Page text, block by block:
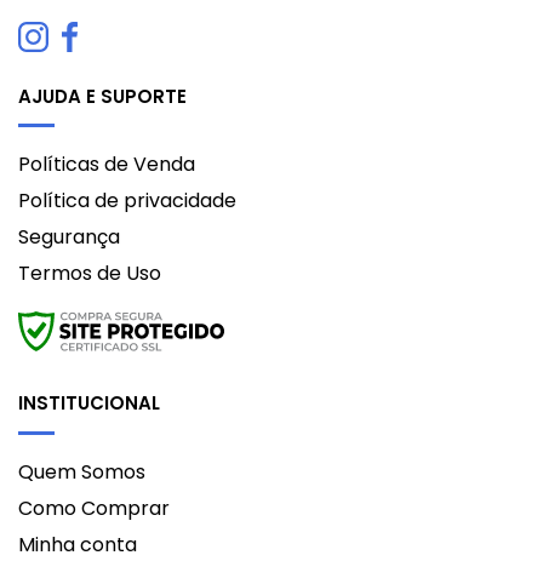
AJUDA E SUPORTE
Políticas de Venda
Política de privacidade
Segurança
Termos de Uso
INSTITUCIONAL
Quem Somos
Como Comprar
Minha conta